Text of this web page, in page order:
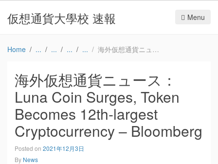
仮想通貨大學校 速報 Menu
Home 海外仮想通貨ニュース：Luna Coin Surges, Token Becomes 12th-largest Cryptocurrency – Bloomberg
海外仮想通貨ニュース：
Luna Coin Surges, Token
Becomes 12th-largest
Cryptocurrency – Bloomberg
Posted on 2021年12月3日
By News